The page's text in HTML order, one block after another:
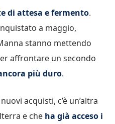
di attesa e fermento.
a maggio,
stanno mettendo
affrontare un secondo
più duro.
acquisti, c’è un’altra
e che ha già acceso i